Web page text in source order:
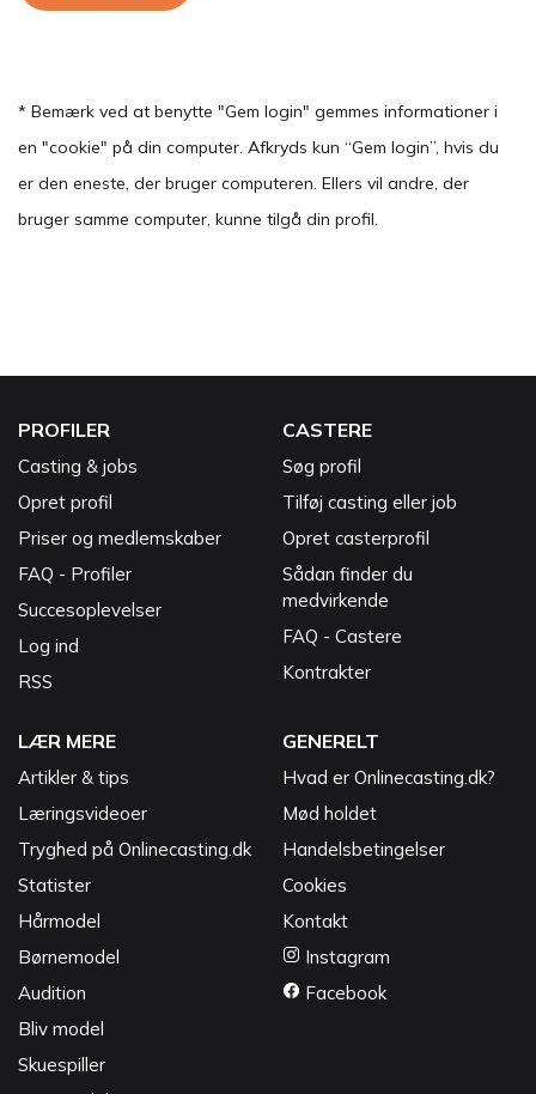
* Bemærk ved at benytte "Gem login" gemmes informationer i
en "cookie" på din computer. Afkryds kun “Gem login”, hvis du
er den eneste, der bruger computeren. Ellers vil andre, der
bruger samme computer, kunne tilgå din profil.
PROFILER
Casting & jobs
Opret profil
Priser og medlemskaber
FAQ - Profiler
Succesoplevelser
Log ind
RSS
CASTERE
Søg profil
Tilføj casting eller job
Opret casterprofil
Sådan finder du
medvirkende
FAQ - Castere
Kontrakter
LÆR MERE
Artikler & tips
Læringsvideoer
Tryghed på Onlinecasting.dk
Statister
Hårmodel
Børnemodel
Audition
Bliv model
Skuespiller
GENERELT
Hvad er Onlinecasting.dk?
Mød holdet
Handelsbetingelser
Cookies
Kontakt
Instagram
Facebook